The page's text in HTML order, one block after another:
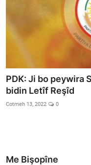
PDK: Ji bo peywira
bidin Letîf Reşîd
Cotmeh 13, 2022 0
Me Bişopîne